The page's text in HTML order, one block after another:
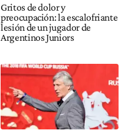
Gritos de dolor y
preocupación: la escalofriante
lesión de un jugador de
Argentinos Juniors